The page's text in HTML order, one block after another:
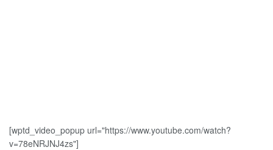
[wptd_video_popup url="https://www.youtube.com/watch?
v=78eNRJNJ4zs"]